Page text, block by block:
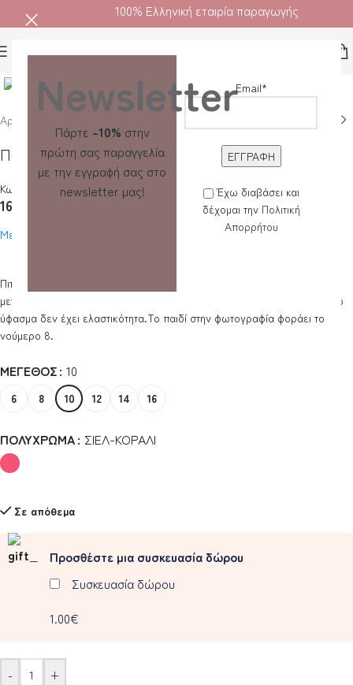
Newsletter
Πάρτε -10% στην
πρώτη σας παραγγελία
με την εγγραφή σας στο
newsletter μας!
Email*
Έχω διαβάσει και
δέχομαι την Πολιτική
Απορρήτου
100% Ελληνική εταιρία παραγωγής
Αρχική σελίδα
Παιδική Πιτζάμα Καλοκαιρινή Basketball
Κωδικός προϊόντος: 1173
16.50
Μεγεθολόγιο
Πιτζάμα παιδική από 100% βαμβάκι πενιέ. Η μπλούζα έχει τύπωμα
μεταξοτυπίας και τα χρώματα είναι ανεξίτηλα.Η φόρμα είναι άνετη και το
ύφασμα δεν έχει ελαστικότητα.Το παιδί στην φωτογραφία φοράει το
νούμερο 8.
ΜΈΓΕΘΟΣ 10
6 8 10 12 14 16
ΠΟΛΎΧΡΩΜΑ ΣΙΕΛ-ΚΟΡΑΛΙ
Σε απόθεμα
Προσθέστε μια συσκευασία δώρου
Συσκευασία δώρου
1.00€
- +